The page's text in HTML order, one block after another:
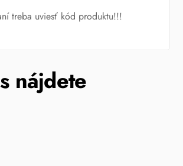
treba uviesť kód produktu!!!
nájdete